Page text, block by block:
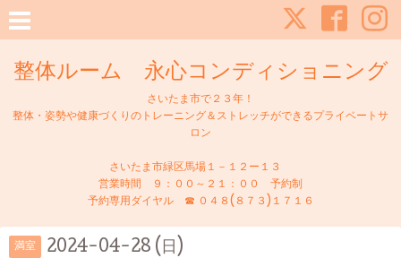
整体ルーム 永心コンディショニング
さいたま市で２３年！
整体・姿勢や健康づくりのトレーニング＆ストレッチができるプライベートサ
ロン
さいたま市緑区馬場１－１２ー１３
営業時間 ９：００～２１：００ 予約制
予約専用ダイヤル ☎ ０４８(８７３)１７１６
満室 2024-04-28 (日)